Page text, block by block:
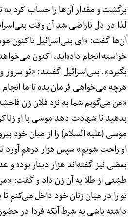
برگشت و مقدار آن‌ها را حساب کرد به
لذا در دل ناراضی شد آن وقت
آن‌ها گفت: «ای بنی‌اسرائیل تاکنون
خواسته انجام داده‌اید، اکنون می‌خواهد
بگیرد». بنی‌اسرائیل گفتند: «تو سرور
هرچه می‌خواهی فرمان بده تا ما
«من می‌گویم شما به نزد فلان زن
بدهید تا شهادت دهد موسی با او
موسی (علیه السلام) را از میان خود
او راحت شویم» سپس هزار درهم آورد
بعضی نیز گفته‌اند هزار دینار بوده و
طشتی از طلا به آن زن داد و گفت:
تو را در میان زنان خود داخل می‌کنم
داشته باشی به شرط آنکه فردا در